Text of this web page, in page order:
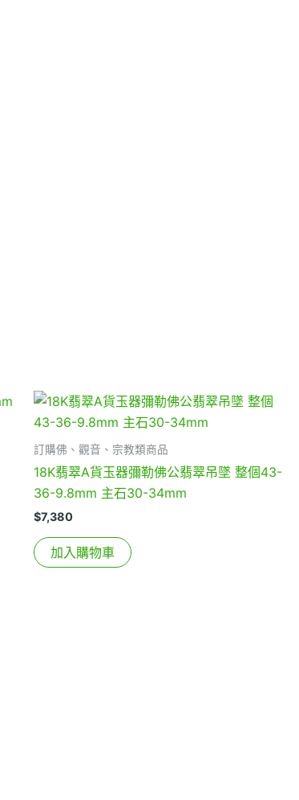
訂購佛、觀音、宗教類商品
18K翡翠A貨玉器彌勒佛公翡翠吊墜 整個43-
36-9.8mm 主石30-34mm
$7,380
加入購物車